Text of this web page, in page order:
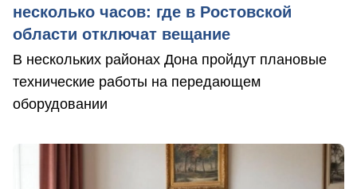
несколько часов: где в Ростовской
области отключат вещание
В нескольких районах Дона пройдут плановые
технические работы на передающем
оборудовании